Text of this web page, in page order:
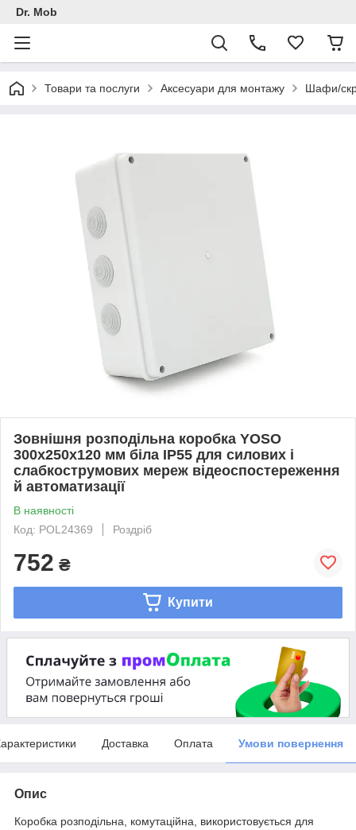
Dr. Mob
Товари та послуги Аксесуари для монтажу Шафи/
Зовнішня розподільна коробка YOSO
300х250х120 мм біла IP55 для силових і
слабкострумових мереж відеоспостереження
й автоматизації
В наявності
Код: POL24369
Роздріб
752 ₴
Купити
Доставка Оплата Умови повернення
Опис
Коробка розподільна, комутаційна, використовується для